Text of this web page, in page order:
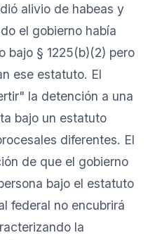
alivio de habeas y
el gobierno había
bajo § 1225(b)(2) pero
ese estatuto. El
la detención a una
bajo un estatuto
diferentes. El
de que el gobierno
bajo el estatuto
federal no encubrirá
la